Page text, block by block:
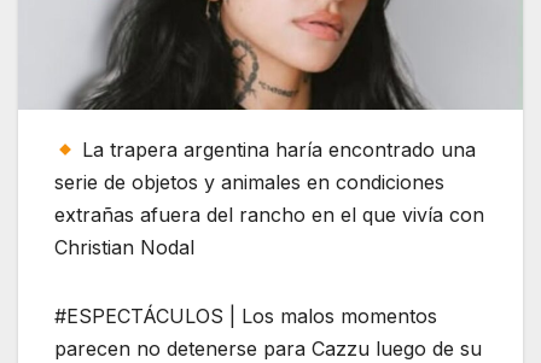
La trapera argentina haría encontrado una
serie de objetos y animales en condiciones
extrañas afuera del rancho en el que vivía con
Christian Nodal
#ESPECTÁCULOS | Los malos momentos
parecen no detenerse para Cazzu luego de su